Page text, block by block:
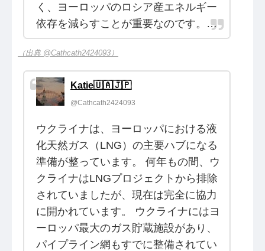
く、ヨーロッパのロシア産エネルギー
依存を減らすことが重要なのです。…
（出典 @Cathcath2424093）
Katie🇺🇦🇯🇵
@Cathcath2424093
ウクライナは、ヨーロッパにおける液
化天然ガス（LNG）の主要ハブになる
準備が整っています。 何年もの間、ウ
クライナはLNGプロジェクトから排除
されていましたが、現在は完全に協力
に開かれています。 ウクライナにはヨ
ーロッパ最大のガス貯蔵施設があり、
パイプライン網もすでに整備されてい